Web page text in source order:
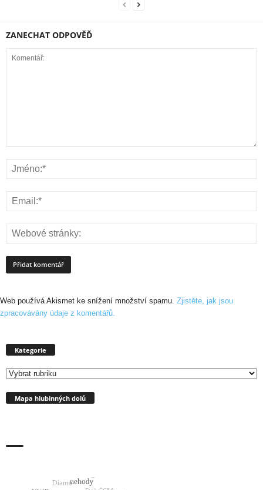
ZANECHAT ODPOVĚĎ
Web používá Akismet ke snížení množství spamu. Zjistěte, jak jsou
zpracovávány údaje z komentářů.
Kategorie
Kategorie
Mapa hlubinných dolů